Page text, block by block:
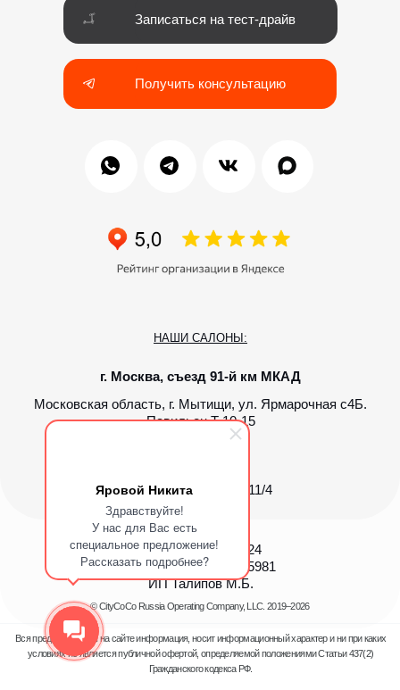
Яровой Никита
Здравствуйте!
У нас для Вас есть
специальное предложение!
Рассказать подробнее?